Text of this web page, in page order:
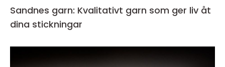
Sandnes garn: Kvalitativt garn som ger liv åt
dina stickningar